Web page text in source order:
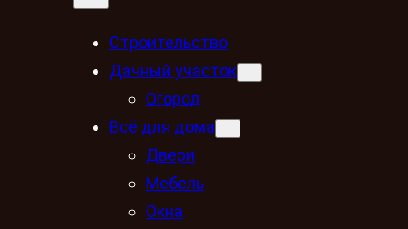
Строительство
Дачный участок
Огород
Всё для дома
Двери
Мебель
Окна